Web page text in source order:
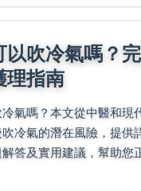
以吹冷氣嗎？
理指南
氣嗎？本文從中醫和現
冷氣的潛在風險，提供
答及實用建議，幫助您